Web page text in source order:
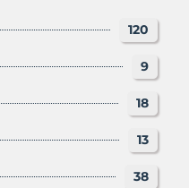
120
9
18
13
38